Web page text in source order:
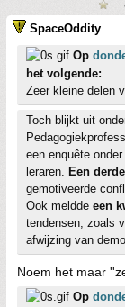
SpaceOddity
Op
het volgende:
Zeer kleine delen
Toch blijkt uit
een enquête
leraren. Een derde
gemotiveerde
Ook meldde een
tendensen, zoals
afwijzing van
Noem het maar
Op